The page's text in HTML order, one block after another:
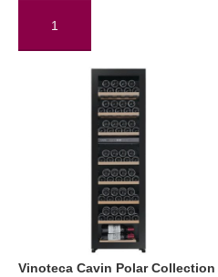
AÑADIR AL CARRITO
Vinoteca Cavin Polar Collection